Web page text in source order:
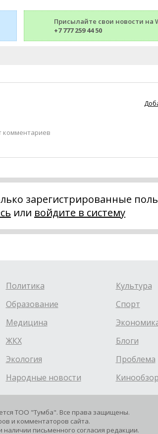
Присылайте свои новости на
+7 777 259 44 50
комментариев
зарегистрированные
или войдите в систему
Политика
Образование
Медицина
ЖКХ
Экология
Народные новости
Культура
Спорт
Блоги
Проблема
ТОО "Тумба". Все права защищены.
и комментаторов сайта.
письменного согласия редакции.